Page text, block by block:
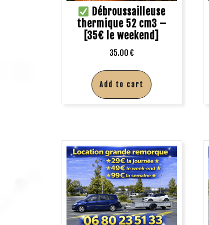
Débroussailleuse
thermique 52 cm3 –
[35€ le weekend]
35.00 €
Add to cart